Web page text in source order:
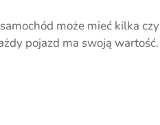
może mieć kilka czy
pojazd ma swoją wartość.